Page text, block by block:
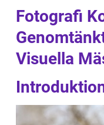
Fotografi
Visuella